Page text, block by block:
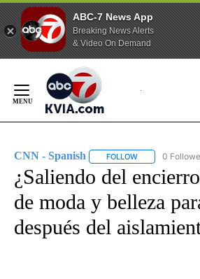
ABC-7 News App
Breaking News Alerts
& Video On Demand
Content
CNN - Spanish FOLLOW FOLLOW "CNN
0
¿Saliendo del
de moda y belleza
después del